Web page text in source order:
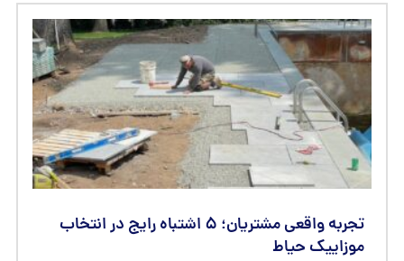
تجربه واقعی مشتریان؛ ۵ اشتباه رایج در انتخاب
موزاییک حیاط